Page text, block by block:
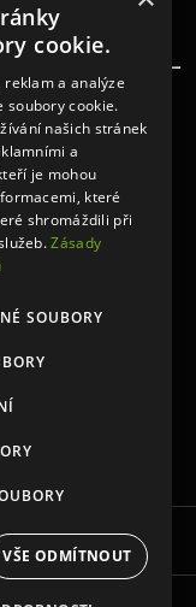
cookie.
reklam a analýze
soubory cookie.
našich stránek
a
je mohou
které
shromáždili při
Zásady
SOUBORY
VŠE ODMÍTNOUT